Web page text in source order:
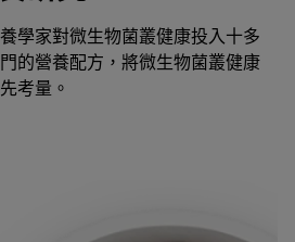
學家對微生物菌叢健康投入十多
的營養配方，將微生物菌叢健康
考量。